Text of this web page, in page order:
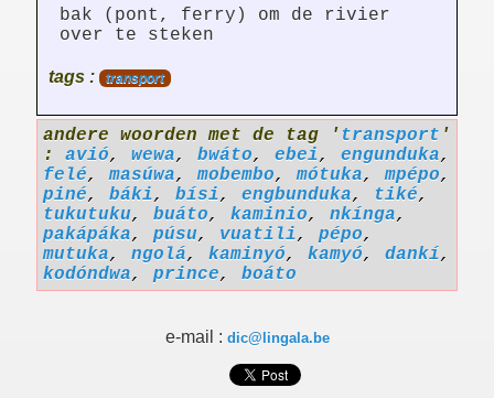
bak (pont, ferry) om de rivier
over te steken
tags : transport
andere woorden met de tag ' transport '
: avió, wewa, bwáto, ebei, engunduka,
felé,masúwa,mobembo,mótuka,mpépo,
piné, báki, bísi, engbunduka, tiké,
tukutuku, buáto, kaminio, nkínga,
pakápáka, púsu, vuatili, pépo,
mutuka, ngolá, kaminyó, kamyó, dankí,
kodóndwa, prince, boáto
e-mail : dic@lingala.be